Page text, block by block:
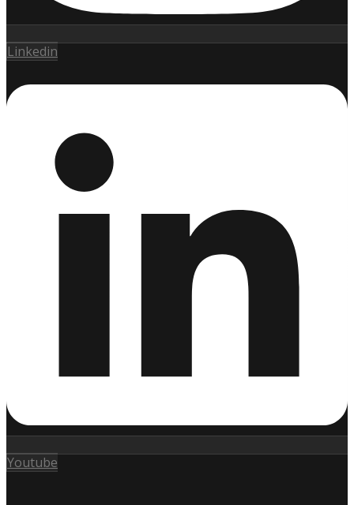
Linkedin
Youtube